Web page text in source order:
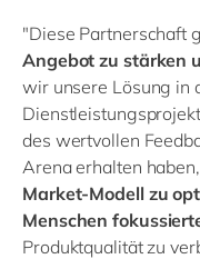
"Diese Partnerschaft
Angebot zu stärken
wir unsere Lösung in
des wertvollen
Arena erhalten
Market-Modell zu
Menschen
Produktqualität zu